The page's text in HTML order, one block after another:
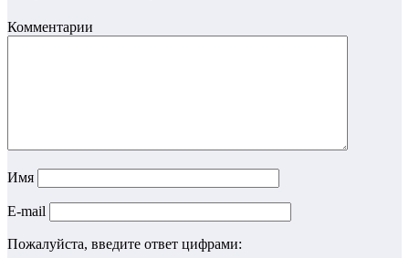
Комментарии
Имя
E-mail
Пожалуйста, введите ответ цифрами: